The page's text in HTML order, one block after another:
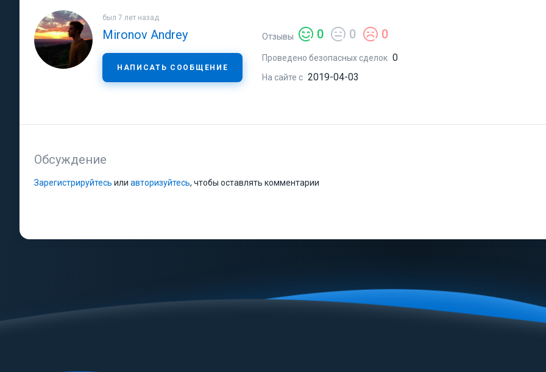
был 7 лет назад
Mironov Andrey
НАПИСАТЬ СООБЩЕНИЕ
Отзывы 0 0 0
Проведено безопасных сделок 0
На сайте с 2019-04-03
Обсуждение
Зарегистрируйтесь или авторизуйтесь, чтобы оставлять комментарии